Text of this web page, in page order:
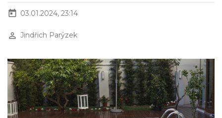
today 03.01.2024, 23:14
perm_identity Jindřich Parýzek